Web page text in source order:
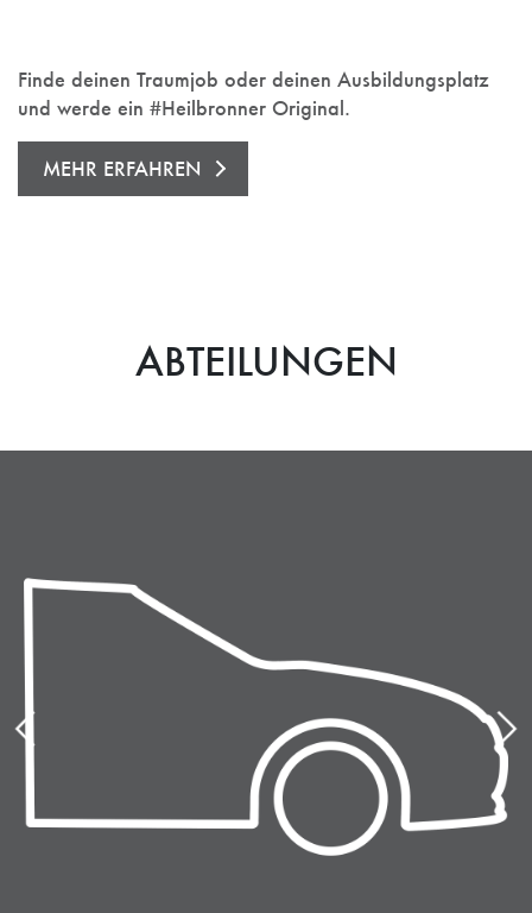
Finde deinen Traumjob oder deinen Ausbildungsplatz
und werde ein #Heilbronner Original.
MEHR ERFAHREN
ABTEILUNGEN